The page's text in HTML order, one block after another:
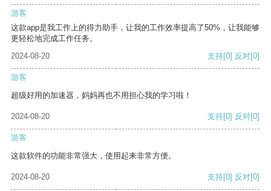
游客
这款app是我工作上的得力助手，让我的工作效率提高了50%，让我能够
更轻松地完成工作任务。
2024-08-20
支持[0] 反对[0]
游客
超级好用的加速器，妈妈再也不用担心我的学习啦！
2024-08-20 支持[0] 反对[0]
游客
这款软件的功能非常强大，使用起来非常方便。
2024-08-20 支持[0] 反对[0]